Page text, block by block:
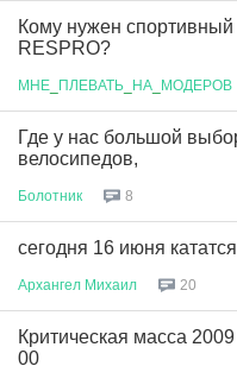
Кому нужен
RESPRO?
МНЕ ПЛЕВАТЬ НА МОДЕРОВ
Где у нас большой
велосипедов,
Болотник 8
сегодня 16 июня
Архангел Михаил 20
Критическая масса
00